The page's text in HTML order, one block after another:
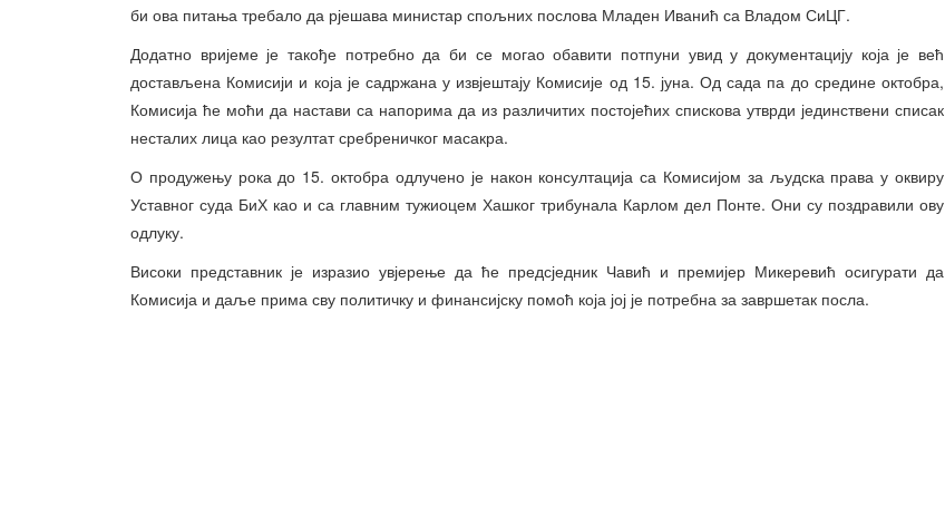
би ова питања требало да рјешава министар спољних послова Младен Иванић са Владом СиЦГ.
Додатно вријеме је такође потребно да би се могао обавити потпуни увид у документацију која је већ
достављена Комисији и која је садржана у извјештају Комисије од 15. јуна. Од сада па до средине октобра,
Комисија ће моћи да настави са напорима да из различитих постојећих спискова утврди јединствени списак
несталих лица као резултат сребреничког масакра.
О продужењу рока до 15. октобра одлучено је након консултација са Комисијом за људска права у оквиру
Уставног суда БиХ као и са главним тужиоцем Хашког трибунала Карлом дел Понте. Они су поздравили ову
одлуку.
Високи представник је изразио увјерење да ће предсједник Чавић и премијер Микеревић осигурати да
Комисија и даље прима сву политичку и финансијску помоћ која јој је потребна за завршетак посла.